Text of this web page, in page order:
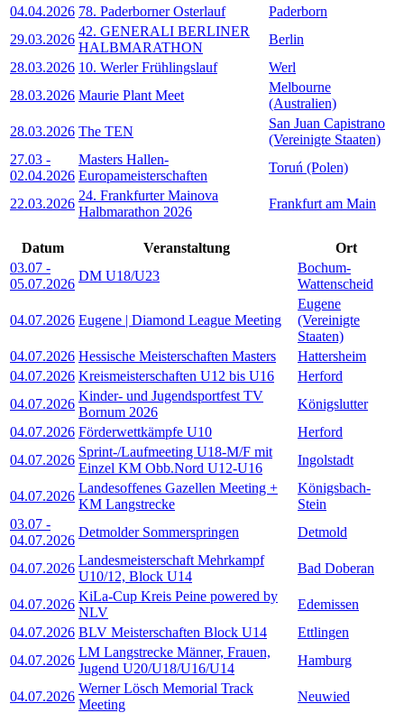
04.04.2026 78. Paderborner Osterlauf
Paderborn
29.03.2026
42. GENERALI BERLINER
HALBMARATHON
Berlin
28.03.2026 10. Werler Frühlingslauf
Werl
28.03.2026 Maurie Plant Meet
Melbourne
(Australien)
28.03.2026 The TEN
San Juan Capistrano
(Vereinigte Staaten)
27.03 -
02.04.2026
Masters Hallen-
Europameisterschaften
Toruń (Polen)
22.03.2026
24. Frankfurter Mainova
Halbmarathon 2026
Frankfurt am Main
Datum Veranstaltung
Ort
03.07 -
05.07.2026
DM U18/U23
Bochum-
Wattenscheid
04.07.2026 Eugene | Diamond League Meeting
Eugene
(Vereinigte
Staaten)
04.07.2026 Hessische Meisterschaften Masters
Hattersheim
04.07.2026 Kreismeisterschaften U12 bis U16
Herford
04.07.2026
Kinder- und Jugendsportfest TV
Bornum 2026
Königslutter
04.07.2026 Förderwettkämpfe U10
Herford
04.07.2026
Sprint-/Laufmeeting U18-M/F mit
Einzel KM Obb.Nord U12-U16
Ingolstadt
04.07.2026
Landesoffenes Gazellen Meeting +
KM Langstrecke
Königsbach-
Stein
03.07 -
04.07.2026
Detmolder Sommerspringen Detmold
04.07.2026
Landesmeisterschaft Mehrkampf
U10/12, Block U14
Bad Doberan
04.07.2026
KiLa-Cup Kreis Peine powered by
NLV
Edemissen
04.07.2026 BLV Meisterschaften Block U14
Ettlingen
04.07.2026
LM Langstrecke Männer, Frauen,
Jugend U20/U18/U16/U14
Hamburg
04.07.2026
Werner Lösch Memorial Track
Meeting
Neuwied